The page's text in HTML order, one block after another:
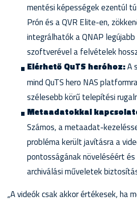
mentési képességek ezentúl
Prón és a QVR Elite-en,
integrálhatók a QNAP legújabb
szoftverével a felvételek
Elérhető QuTS heróhoz:A
mind QuTS hero NAS
szélesebb körű telepítési
Metaadatokkal
Számos, a metaadat-
probléma került javításra a
pontosságának növeléséért
archiválási műveletek
„A videók csak akkor értékesek, ha